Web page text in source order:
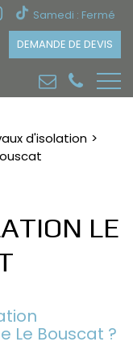
Samedi : Fermé
DEMANDE DE DEVIS
d'isolation
LE
Le Bouscat ?